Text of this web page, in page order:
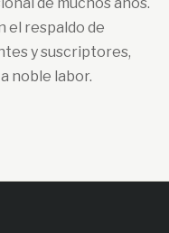
el respaldo de
y suscriptores,
noble labor.